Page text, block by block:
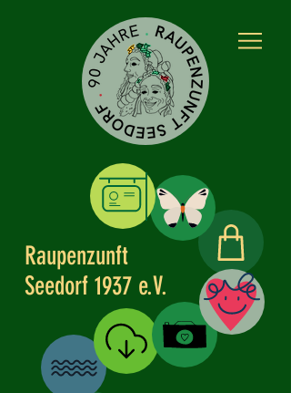
Raupenzunft
Seedorf 1937 e.V.
Kleidle